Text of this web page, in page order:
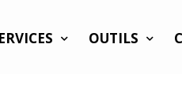
OUTILS